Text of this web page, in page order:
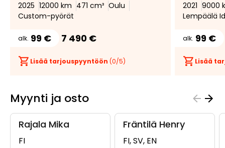
2025 12000 km 471 cm³ Oulu
Custom-pyörät
alk. 99 € 7 490 €
Lisää tarjouspyyntöön (0/5)
2021 9000
Lempäälä
alk. 99 €
Lisää
Myynti ja osto
Rajala Mika
FI
Fräntilä Henry
FI, SV, EN